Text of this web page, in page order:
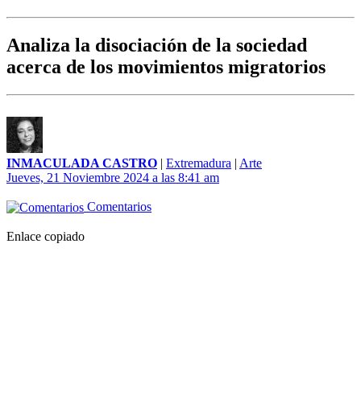
Analiza la disociación de la sociedad
acerca de los movimientos migratorios
INMACULADA CASTRO | Extremadura | Arte
Jueves, 21 Noviembre 2024 a las 8:41 am
Comentarios
Enlace copiado